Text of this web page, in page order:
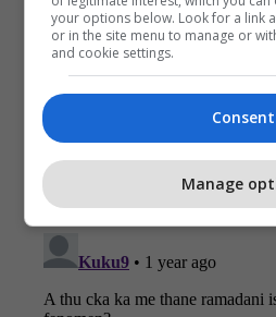
Keds Evetar Zeqiri Energjia
Veriu I Kosovës
your options below. Look for a link
or in the site menu to manage or
and cookie settings.
Consent
Manage